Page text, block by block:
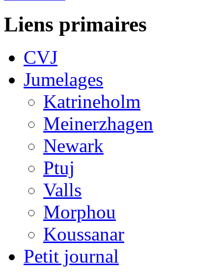
Liens primaires
CVJ
Jumelages
Katrineholm
Meinerzhagen
Newark
Ptuj
Valls
Morphou
Koussanar
Petit journal